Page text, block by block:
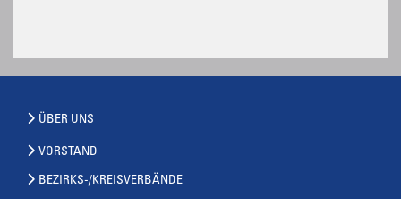
ÜBER UNS
VORSTAND
BEZIRKS-/KREISVERBÄNDE